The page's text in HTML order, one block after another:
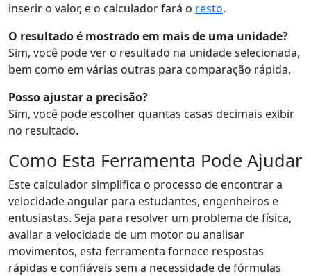
inserir o valor, e o calculador fará o resto.
O resultado é mostrado em mais de uma unidade?
Sim, você pode ver o resultado na unidade selecionada,
bem como em várias outras para comparação rápida.
Posso ajustar a precisão?
Sim, você pode escolher quantas casas decimais exibir
no resultado.
Como Esta Ferramenta Pode Ajudar
Este calculador simplifica o processo de encontrar a
velocidade angular para estudantes, engenheiros e
entusiastas. Seja para resolver um problema de física,
avaliar a velocidade de um motor ou analisar
movimentos, esta ferramenta fornece respostas
rápidas e confiáveis sem a necessidade de fórmulas